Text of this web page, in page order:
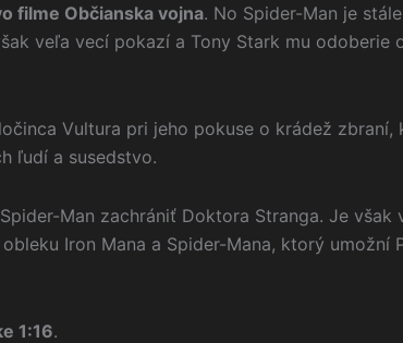
filme Občianska vojna. No Spider-Man je
veľa vecí pokazí a Tony Stark mu
Vultura pri jeho pokuse o krádež
ľudí a susedstvo.
Man zachrániť Doktora Stranga. Je
Iron Mana a Spider-Mana, ktorý
1:16.